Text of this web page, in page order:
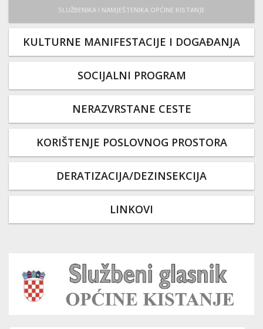
SLUŽBENIKA I NAMJEŠTENIKA OPĆINE KISTANJE
KULTURNE MANIFESTACIJE I DOGAĐANJA
SOCIJALNI PROGRAM
NERAZVRSTANE CESTE
KORIŠTENJE POSLOVNOG PROSTORA
DERATIZACIJA/DEZINSEKCIJA
LINKOVI